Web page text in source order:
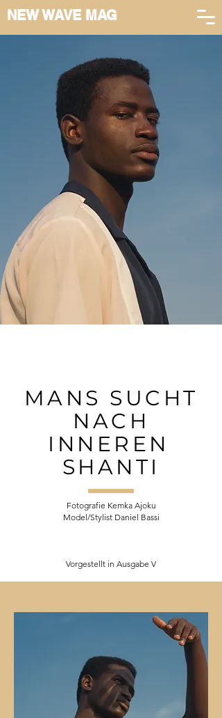
NEW WAVE MAG
MANS SUCHT
NACH
INNEREN
SHANTI
Fotografie Kemka Ajoku
Model/Stylist Daniel Bassi
Vorgestellt in Ausgabe V